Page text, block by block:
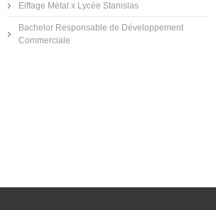
Eiffage Métal x Lycée Stanislas
Bachelor Responsable de Développement
Commerciale